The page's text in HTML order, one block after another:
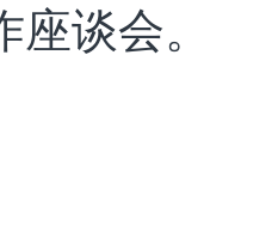
谈会。